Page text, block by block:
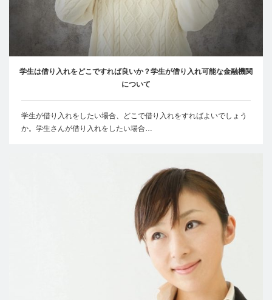
学生は借り入れをどこですれば良いか？学生が借り入れ可能な金融機関
について
学生が借り入れをしたい場合、どこで借り入れをすればよいでしょう
か。学生さんが借り入れをしたい場合…